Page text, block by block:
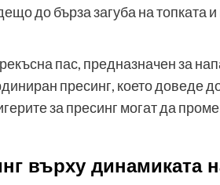
до бърза загуба на топката
пас, предназначен за
пресинг, което доведе
за пресинг могат да
върху динамиката